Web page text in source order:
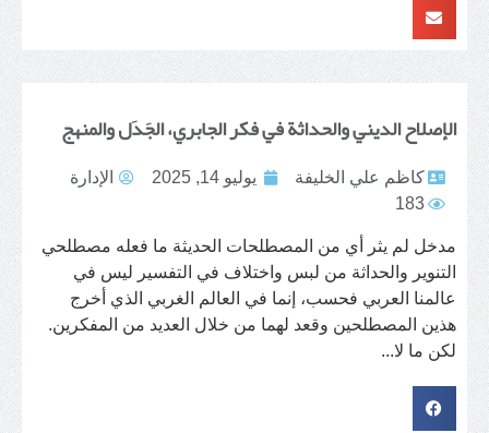
الإصلاح الديني والحداثة في فكر الجابري، الجَدَل والمنهج
كاظم علي الخليفة يوليو 14, 2025
الإدارة
183
مدخل لم يثر أي من المصطلحات الحديثة ما فعله مصطلحي
التنوير والحداثة من لبس واختلاف في التفسير ليس في
عالمنا العربي فحسب، إنما في العالم الغربي الذي أخرج
هذين المصطلحين وقعد لهما من خلال العديد من المفكرين.
لكن ما لا...